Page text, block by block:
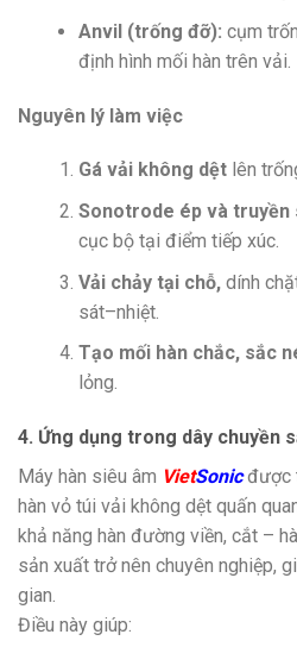
Anvil (trống đỡ): cụm
định hình mối hàn trên vải.
Nguyên lý làm việc
Gá vải không dệtlên
Sonotrode ép và truyền
cục bộ tại điểm tiếp xúc.
Vải chảy tại chỗ,dính
sát–nhiệt.
Tạo mối hàn chắc, sắc
lỏng.
4. Ứng dụng trong dây chuyền
Máy hàn siêu âm VietSonicđược
hàn vỏ túi vải không dệt quấn
khả năng hàn đường viền, cắt –
sản xuất trở nên chuyên nghiệp,
gian.
Điều này giúp: